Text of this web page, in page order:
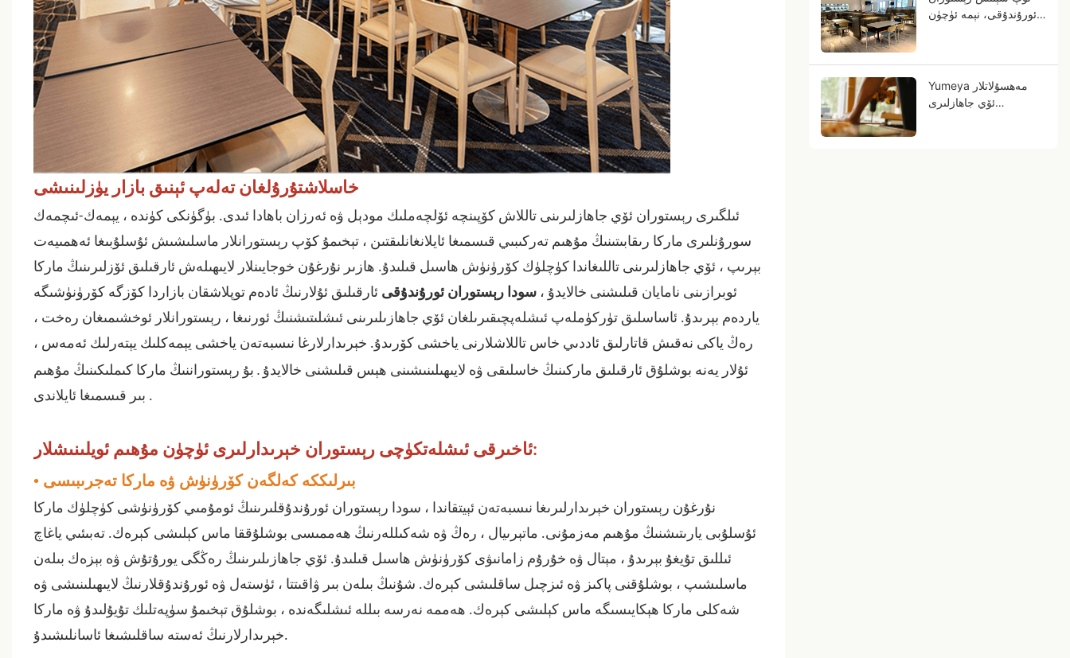
خاسلاشتۇرۇلغان تەلەپ ئېنىق بازار يۈزلىنىشى
ئىلگىرى رېستوران ئۆي جاھازلىرىنى تاللاش كۆپىنچە ئۆلچەملىك مودېل ۋە ئەرزان باھادا ئىدى. بۈگۈنكى كۈندە ، يېمەك-ئىچمەك
سورۇنلىرى ماركا رىقابىتىنىڭ مۇھىم تەركىبىي قىسمىغا ئايلانغانلىقتىن ، تېخىمۇ كۆپ رېستورانلار ماسلىشىش ئۇسلۇبىغا ئەھمىيەت
بېرىپ ، ئۆي جاھازلىرىنى تاللىغاندا كۈچلۈك كۆرۈنۈش ھاسىل قىلىدۇ. ھازىر نۇرغۇن خوجايىنلار لايىھىلەش ئارقىلىق ئۆزلىرىنىڭ ماركا
ئوبرازىنى نامايان قىلىشنى خالايدۇ ، سودا رېستوران ئورۇندۇقى ئارقىلىق ئۇلارنىڭ ئادەم توپلاشقان بازاردا كۆزگە كۆرۈنۈشىگە
ياردەم بېرىدۇ. ئاساسلىق تۈركۈملەپ ئىشلەپچىقىرىلغان ئۆي جاھازىلىرىنى ئىشلىتىشنىڭ ئورنىغا ، رېستورانلار ئوخشىمىغان رەخت ،
رەڭ ياكى نەقىش قاتارلىق ئاددىي خاس تاللاشلارنى ياخشى كۆرىدۇ. خېرىدارلارغا نىسبەتەن ياخشى يېمەكلىك يېتەرلىك ئەمەس ،
ئۇلار يەنە بوشلۇق ئارقىلىق ماركىنىڭ خاسلىقى ۋە لايىھىلىنىشىنى ھېس قىلىشنى خالايدۇ. بۇ رېستوراننىڭ ماركا كىملىكىنىڭ مۇھىم
بىر قىسمىغا ئايلاندى .
ئاخىرقى ئىشلەتكۈچى رېستوران خېرىدارلىرى ئۈچۈن مۇھىم ئويلىنىشلار:
• بىرلىككە كەلگەن كۆرۈنۈش ۋە ماركا تەجرىبىسى
نۇرغۇن رېستوران خېرىدارلىرىغا نىسبەتەن ئېيتقاندا ، سودا رېستوران ئورۇندۇقلىرىنىڭ ئومۇمىي كۆرۈنۈشى كۈچلۈك ماركا
ئۇسلۇبى يارىتىشنىڭ مۇھىم مەزمۇنى. ماتېرىيال ، رەڭ ۋە شەكىللەرنىڭ ھەممىسى بوشلۇققا ماس كېلىشى كېرەك. تەبىئىي ياغاچ
ئىللىق تۇيغۇ بېرىدۇ ، مېتال ۋە خۇرۇم زامانىۋى كۆرۈنۈش ھاسىل قىلىدۇ. ئۆي جاھازىلىرىنىڭ رەڭگى يورۇتۇش ۋە بېزەك بىلەن
ماسلىشىپ ، بوشلۇقنى پاكىز ۋە ئىزچىل ساقلىشى كېرەك. شۇنىڭ بىلەن بىر ۋاقىتتا ، ئۈستەل ۋە ئورۇندۇقلارنىڭ لايىھىلىنىشى ۋە
شەكلى ماركا ھېكايىسىگە ماس كېلىشى كېرەك. ھەممە نەرسە بىللە ئىشلىگەندە ، بوشلۇق تېخىمۇ سۈپەتلىك تۇيۇلىدۇ ۋە ماركا
خېرىدارلارنىڭ ئەستە ساقلىشىغا ئاسانلىشىدۇ.
ئورۇندۇقى، نېمە ئۈچۈن
سودىڭىز بولالايدۇ؟
Yumeya مەھسۇلاتلار
ئۆي جاھازلىرى